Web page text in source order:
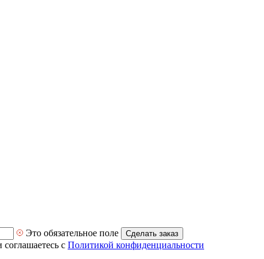
Это обязательное поле Сделать заказ
с Политикой конфиденциальности